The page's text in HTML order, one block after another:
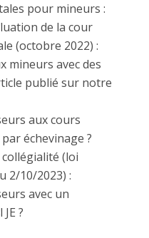
pour mineurs :
de la cour
(octobre 2022) :
mineurs avec des
publié sur notre
aux cours
échevinage ?
(loi
2/10/2023) :
avec un
?